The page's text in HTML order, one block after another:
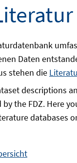
Daten
stehen die
descriptions
the FDZ. Here
databases